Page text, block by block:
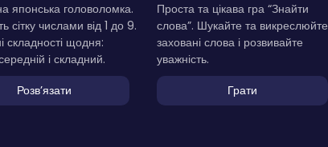
японська головоломка.
сітку числами від 1 до 9.
складності щодня:
і складний.
Розвʼязати
Проста та цікава гра “Знайти
слова”. Шукайте та викреслюйте
заховані слова і розвивайте
уважність.
Грати